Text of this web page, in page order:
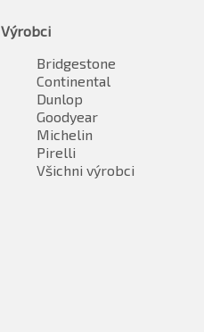
Výrobci
Bridgestone
Continental
Dunlop
Goodyear
Michelin
Pirelli
Všichni výrobci